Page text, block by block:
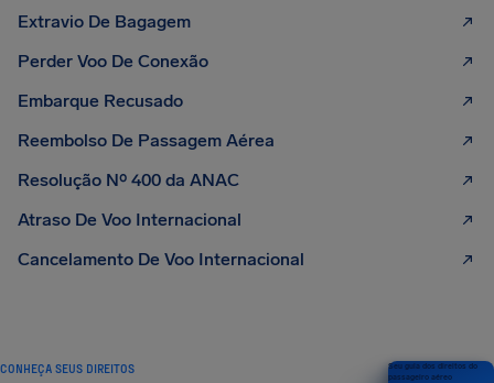
Extravio De Bagagem
Perder Voo De Conexão
Embarque Recusado
Reembolso De Passagem Aérea
Resolução Nº 400 da ANAC
Atraso De Voo Internacional
Cancelamento De Voo Internacional
CONHEÇA SEUS DIREITOS
Seu guia dos direitos do
passageiro aéreo